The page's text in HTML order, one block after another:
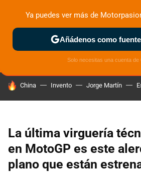
ZONA DE PRUEBAS DEPORTIVAS
HOY SE HABLA DE
China Invento Jorge Martín
La última virguería
en MotoGP es este
plano que están
Ya puedes ver más de
Añádenos como
Solo necesitas una cuenta de